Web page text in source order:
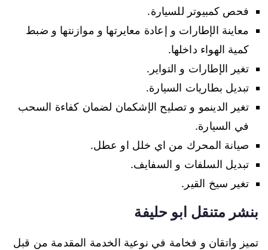
فحص كمبيوتر للسيارة.
معاينة الإطارات و إعادة معايرتها و موازنتها و ضبط
كمية الهواء داخلها.
تغير الإطارات و التواير.
تبديل بطاريات السيارة.
تغير الدينمو و تصليح الإشكمان لضمان كفاءة السحب
في السيارة.
صيانة المحرك من اي خلل او عطل.
تبديل السلفات و السفايف.
تغير سيخ القير.
بنشر متنقل ابو حليفة
تميز واتقان و فخامة في نوعية الخدمة المقدمة من قبل